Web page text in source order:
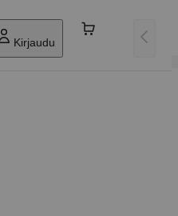
Kirjaudu